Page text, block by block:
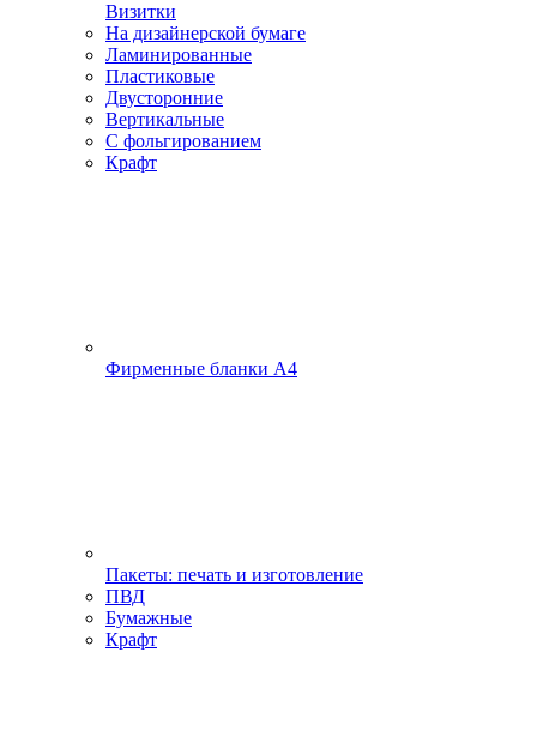
Визитки
На дизайнерской бумаге
Ламинированные
Пластиковые
Двусторонние
Вертикальные
С фольгированием
Крафт
Фирменные бланки А4
Пакеты: печать и изготовление
ПВД
Бумажные
Крафт